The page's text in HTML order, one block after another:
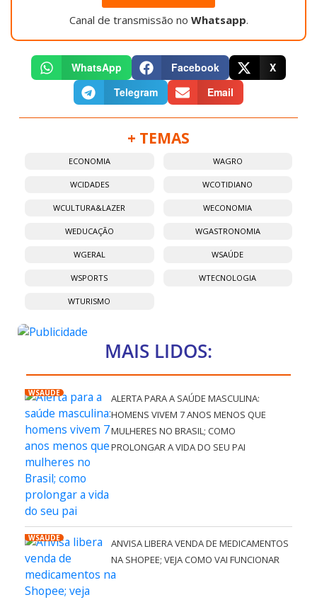
Canal de transmissão no Whatsapp.
WhatsApp Facebook
X
Telegram
Email
+ TEMAS
ECONOMIA WAGRO
WCIDADES WCOTIDIANO
WCULTURA&LAZER WECONOMIA
WEDUCAÇÃO WGASTRONOMIA
WGERAL WSAÚDE
WSPORTS WTECNOLOGIA
WTURISMO
MAIS LIDOS:
WSAÚDE
ALERTA PARA A SAÚDE MASCULINA:
HOMENS VIVEM 7 ANOS MENOS QUE
MULHERES NO BRASIL; COMO
PROLONGAR A VIDA DO SEU PAI
WSAÚDE
ANVISA LIBERA VENDA DE MEDICAMENTOS
NA SHOPEE; VEJA COMO VAI FUNCIONAR